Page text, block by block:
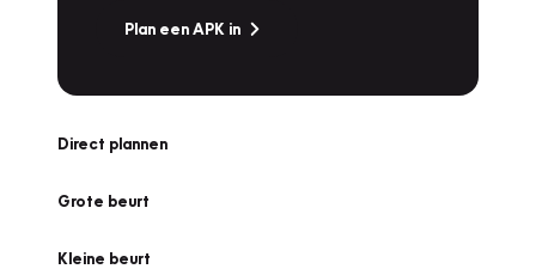
Plan een APK in
Direct plannen
Grote beurt
Kleine beurt